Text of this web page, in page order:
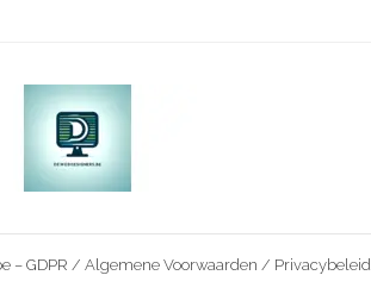
– GDPR / Algemene Voorwaarden / Privacybeleid